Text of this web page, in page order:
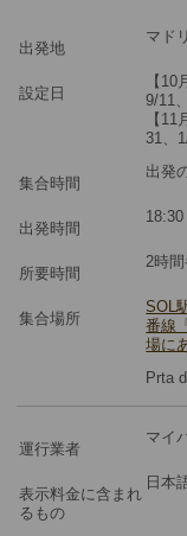
ツア
出発地
マド
設定日
【
9/11
【
31、
集合時間
出発
出発時間
18:30
所要時間
2時
集合場所
SOL
番線
場に
Prta
運行業者
マイ
表示料金に含まれ
るもの
日本